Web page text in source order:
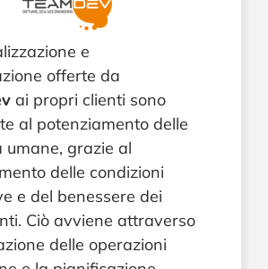
e
offerte da
ai propri clienti sono
al potenziamento delle
umane, grazie al
delle condizioni
e del benessere dei
Ciò avviene attraverso
delle operazioni